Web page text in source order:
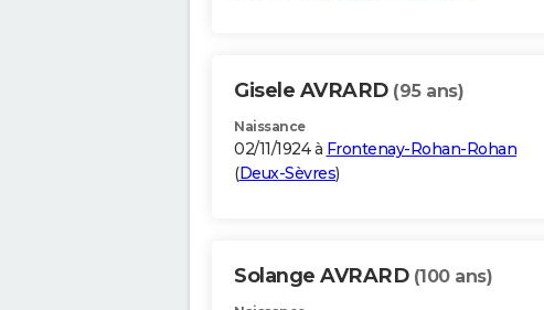
Gisele AVRARD (95 ans)
Naissance
02/11/1924 à Frontenay-Rohan-Rohan
(Deux-Sèvres)
Solange AVRARD (100 ans)